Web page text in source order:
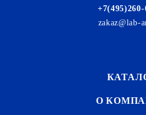
+7(495)260-
zakaz@lab-
О